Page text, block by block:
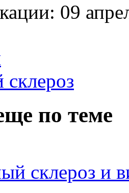
09
склероз
по теме
склероз и